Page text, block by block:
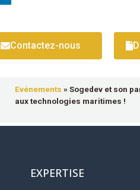
Contactez-nous
Evénements »Sogedev et son
aux technologies maritimes !
EXPERTISE